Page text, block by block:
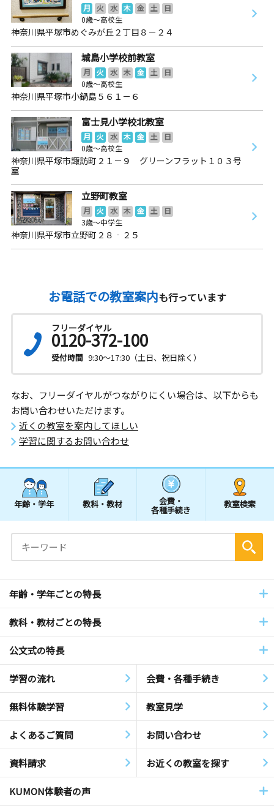
月 火 水 木 金 土
日
0歳～高校生
神奈川県平塚市めぐみが丘２丁目８－２４
城島小学校前教室
月 火 水 木 金 土
日
0歳～高校生
神奈川県平塚市小鍋島５６１－６
富士見小学校北教室
月 火 水 木 金 土
日
0歳～高校生
神奈川県平塚市諏訪町２１－９ グリーンフラット１０３号
室
立野町教室
月 火 水 木 金 土
日
3歳～中学生
神奈川県平塚市立野町２８‐２５
お電話での教室案内も行っています
フリーダイヤル
0120-372-100
受付時間 9:30～17:30（土日、祝日除く）
なお、フリーダイヤルがつながりにくい場合は、以下からも
お問い合わせいただけます。
近くの教室を案内してほしい
学習に関するお問い合わせ
年齢・学年 教科・教材 会費・
各種手続き
教室検索
年齢・学年ごとの特長
教科・教材ごとの特長
公文式の特長
学習の流れ 会費・各種手続き
無料体験学習 教室見学
よくあるご質問 お問い合わせ
資料請求 お近くの教室を探す
KUMON体験者の声